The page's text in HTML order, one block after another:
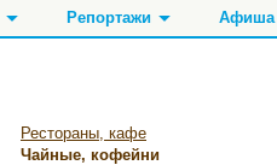
Репортажи Афиша
Рестораны, кафе
Чайные, кофейни